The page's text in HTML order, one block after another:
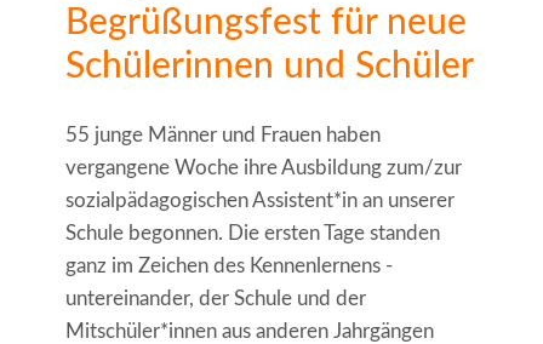
Begrüßungsfest für neue
Schülerinnen und Schüler
55 junge Männer und Frauen haben
vergangene Woche ihre Ausbildung zum/zur
sozialpädagogischen Assistent*in an unserer
Schule begonnen. Die ersten Tage standen
ganz im Zeichen des Kennenlernens -
untereinander, der Schule und der
Mitschüler*innen aus anderen Jahrgängen